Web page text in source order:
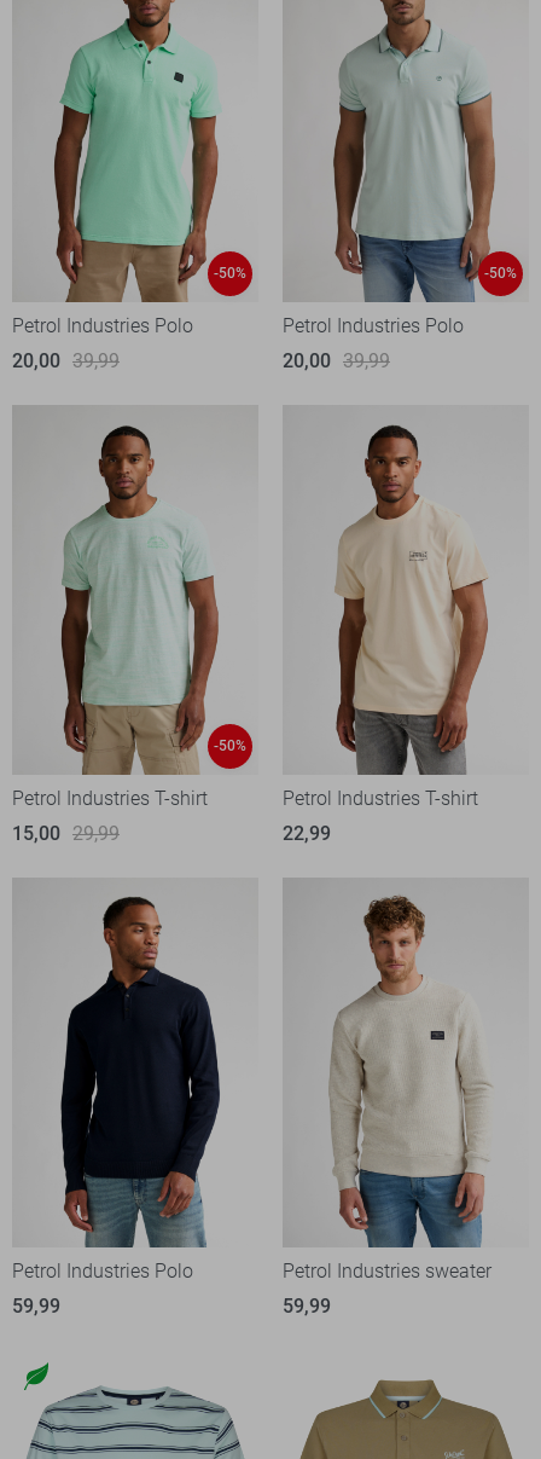
-50%
Petrol Industries Polo
20,00 39,99
-50%
Petrol Industries Polo
20,00 39,99
-50%
Petrol Industries T-shirt
15,00 29,99
Petrol Industries T-shirt
22,99
Petrol Industries Polo
59,99
Petrol Industries sweater
59,99